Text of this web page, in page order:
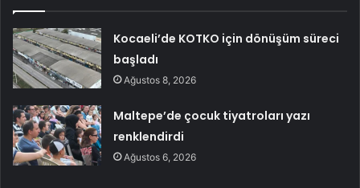
Kocaeli’de KOTKO için dönüşüm süreci
başladı
Ağustos 8, 2026
Maltepe’de çocuk tiyatroları yazı
renklendirdi
Ağustos 6, 2026